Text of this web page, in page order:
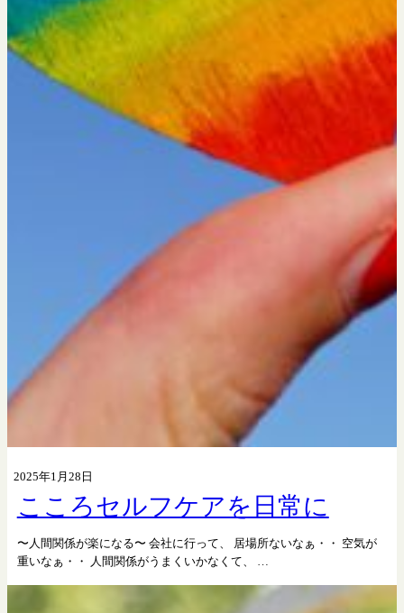
2025年1月28日
こころセルフケアを日常に
〜人間関係が楽になる〜 会社に行って、 居場所ないなぁ・・ 空気が
重いなぁ・・ 人間関係がうまくいかなくて、 …